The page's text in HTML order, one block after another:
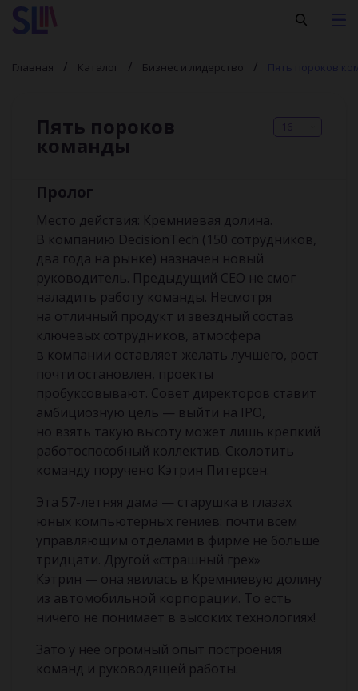
Главная Каталог Бизнес и лидерство
Пять пороков
команды
16
Пролог
Место действия: Кремниевая долина.
В компанию DecisionTech (150 сотрудников,
два года на рынке) назначен новый
руководитель. Предыдущий СЕО не смог
наладить работу команды. Несмотря
на отличный продукт и звездный состав
ключевых сотрудников, атмосфера
в компании оставляет желать лучшего, рост
почти остановлен, проекты
пробуксовывают. Совет директоров ставит
амбициозную цель — выйти на IPO,
но взять такую высоту может лишь крепкий
работоспособный коллектив. Сколотить
команду поручено Кэтрин Питерсен.
Эта 57-летняя дама — старушка в глазах
юных компьютерных гениев: почти всем
управляющим отделами в фирме не больше
тридцати. Другой «страшный грех»
Кэтрин — она явилась в Кремниевую долину
из автомобильной корпорации. То есть
ничего не понимает в высоких технологиях!
Зато у нее огромный опыт построения
команд и руководящей работы.